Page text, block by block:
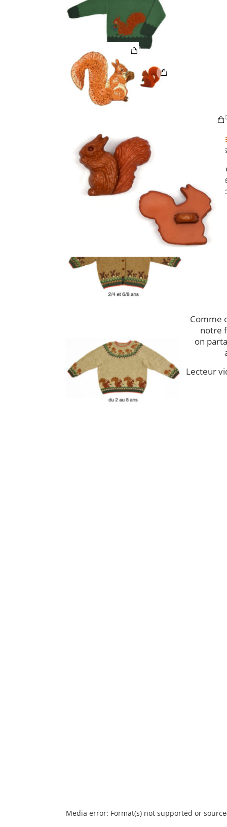
Retrouvez tous ces
“Petit écureuil qui grignote,
en boutiques
cliquez sur le modèle qui
Pour les nostalgiques, on voulait vous
parus dans Marie-Claire Idées de
« Les jacquards des bois »
Comme
notre
on
Lecteur
Media error: Format(s) not supported or